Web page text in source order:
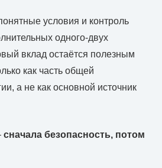
условия и контроль
одного-двух
вклад остаётся полезным
как часть общей
а не как основной источник
сначала безопасность, потом